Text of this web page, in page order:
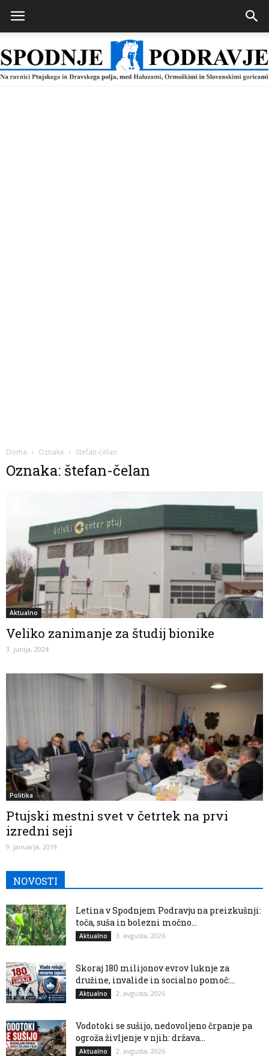
Doma Oznake štefan-čelan
Oznaka: štefan-čelan
Aktualno
Veliko zanimanje za študij bionike
3. junija, 2024
Politika
Ptujski mestni svet v četrtek na prvi
izredni seji
9. januarja, 2019
NOVOSTI
Letina v Spodnjem Podravju na preizkušnji:
toča, suša in bolezni močno...
Aktualno 3. avgusta, 2026
Skoraj 180 milijonov evrov luknje za
družine, invalide in socialno pomoč:...
Aktualno 2. avgusta, 2026
Vodotoki se sušijo, nedovoljeno črpanje pa
ogroža življenje v njih: država...
Aktualno 2. avgusta, 2026